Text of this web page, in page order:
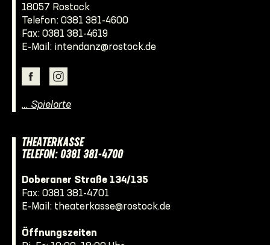
18057 Rostock
Telefon: 0381 381-4600
Fax: 0381 381-4619
E-Mail: intendanz@rostock.de
… Spielorte
THEATERKASSE
TELEFON: 0381 381-4700
Doberaner Straße 134/135
Fax: 0381 381-4701
E-Mail: theaterkasse@rostock.de
Öffnungszeiten